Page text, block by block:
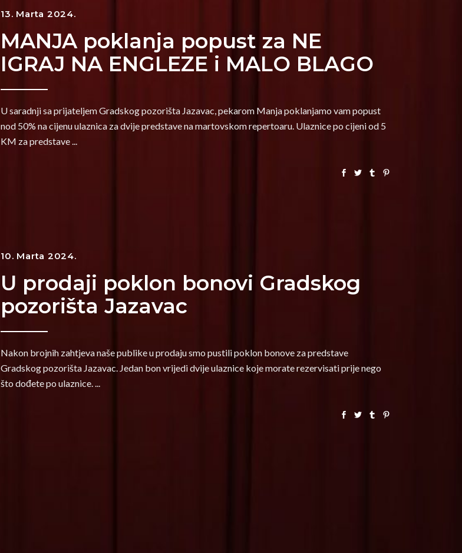
13. Marta 2024.
MANJA poklanja popust za NE
IGRAJ NA ENGLEZE i MALO BLAGO
U saradnji sa prijateljem Gradskog pozorišta Jazavac, pekarom Manja poklanjamo vam popust
nod 50% na cijenu ulaznica za dvije predstave na martovskom repertoaru. Ulaznice po cijeni od 5
KM za predstave
10. Marta 2024.
U prodaji poklon bonovi Gradskog
pozorišta Jazavac
Nakon brojnih zahtjeva naše publike u prodaju smo pustili poklon bonove za predstave
Gradskog pozorišta Jazavac. Jedan bon vrijedi dvije ulaznice koje morate rezervisati prije nego
što dođete po ulaznice.